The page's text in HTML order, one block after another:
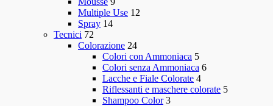
Multiple Use 12
Spray 14
Tecnici 72
Colorazione 24
Colori con Ammoniaca 5
Colori senza Ammoniaca 6
Lacche e Fiale Colorate 4
Riflessanti e maschere colorate 5
Shampoo Color 3